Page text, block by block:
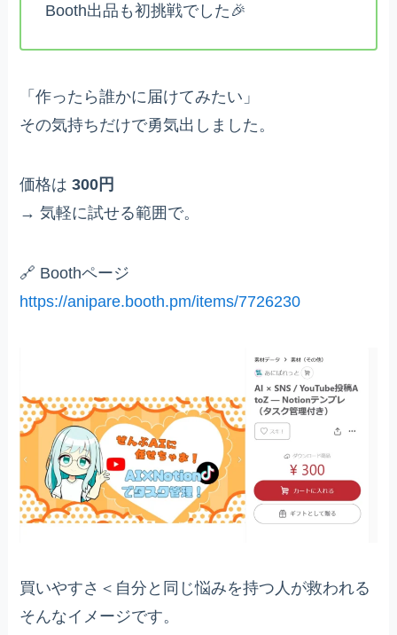
Booth出品も初挑戦でした🎉
「作ったら誰かに届けてみたい」
その気持ちだけで勇気出しました。
価格は300円
→ 気軽に試せる範囲で。
🔗 Boothページ
https://anipare.booth.pm/items/7726230
買いやすさ＜自分と同じ悩みを持つ人が救われる
そんなイメージです。